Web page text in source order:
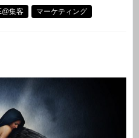
集客 マーケティング